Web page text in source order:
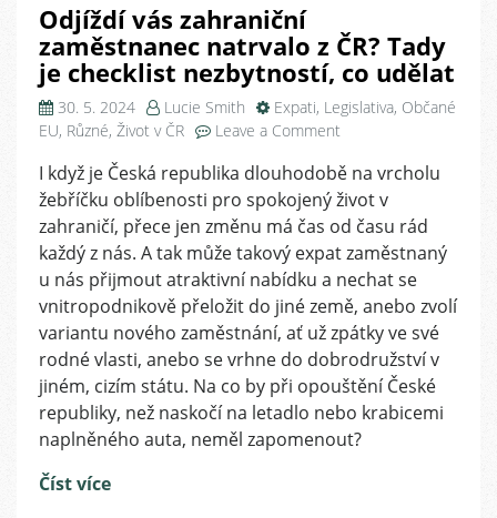
Odjíždí vás zahraniční
zaměstnanec natrvalo z ČR? Tady
je checklist nezbytností, co udělat
30. 5. 2024 Lucie Smith Expati, Legislativa, Občané
EU, Různé, Život v ČR Leave a Comment
vás
zahraniční
zaměstnanec
natrvalo
ČR?
Tady
je
checklist
nezbytností,
co
udělat
I když je Česká republika dlouhodobě na vrcholu
žebříčku oblíbenosti pro spokojený život v
zahraničí, přece jen změnu má čas od času rád
každý z nás. A tak může takový expat zaměstnaný
u nás přijmout atraktivní nabídku a nechat se
vnitropodnikově přeložit do jiné země, anebo zvolí
variantu nového zaměstnání, ať už zpátky ve své
rodné vlasti, anebo se vrhne do dobrodružství v
jiném, cizím státu. Na co by při opouštění České
republiky, než naskočí na letadlo nebo krabicemi
naplněného auta, neměl zapomenout?
Číst více